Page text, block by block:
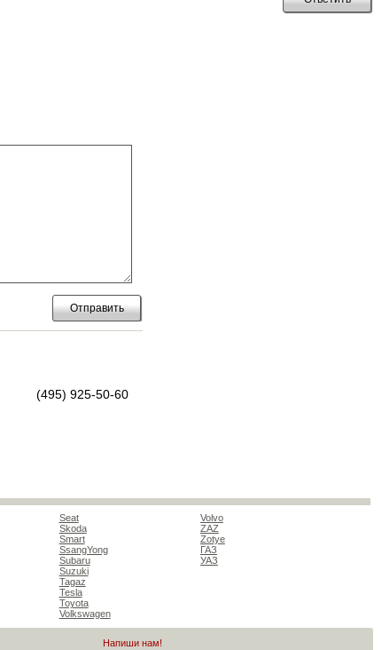
Отправить
(495) 925-50-60
Seat
Skoda
Smart
SsangYong
Subaru
Suzuki
Tagaz
Tesla
Toyota
Volkswagen
Volvo
ZAZ
Zotye
ГАЗ
УАЗ
Напиши нам!